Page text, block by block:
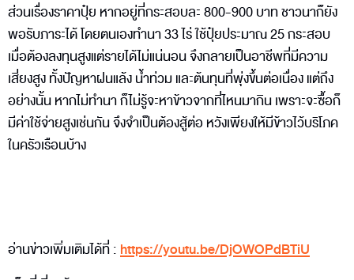
ส่วนเรื่องราคาปุ๋ย หากอยู่ที่กระสอบละ 800-900 บาท ชาวนาก็ยัง
พอรับภาระได้ โดยตนเองทำนา 33 ไร่ ใช้ปุ๋ยประมาณ 25 กระสอบ
เมื่อต้องลงทุนสูงแต่รายได้ไม่แน่นอน จึงกลายเป็นอาชีพที่มีความ
เสี่ยงสูง ทั้งปัญหาฝนแล้ง น้ำท่วม และต้นทุนที่พุ่งขึ้นต่อเนื่อง แต่ถึง
อย่างนั้น หากไม่ทำนา ก็ไม่รู้จะหาข้าวจากที่ไหนมากิน เพราะจะซื้อก็
มีค่าใช้จ่ายสูงเช่นกัน จึงจำเป็นต้องสู้ต่อ หวังเพียงให้มีข้าวไว้บริโภค
ในครัวเรือนบ้าง
อ่านข่าวเพิ่มเติมได้ที่ : https://youtu.be/DjOWOPdBTiU